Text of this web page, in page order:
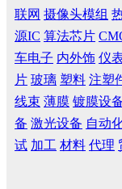
联网 摄像头模组
源IC 算法芯片
车电子 内外饰 仪
片 玻璃 塑料 注塑
线束 薄膜 镀膜设
备 激光设备 自动
试 加工 材料 代理